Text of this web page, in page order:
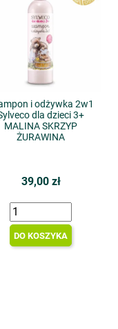
i odżywka 2w1
dla dzieci 3+
MALINA SKRZYP
ŻURAWINA
39,00 zł
DO KOSZYKA